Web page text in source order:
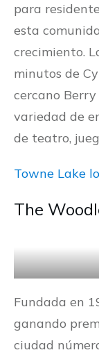
para
esta
crecimiento.
minutos de
cercano
variedad de
de teatro,
Towne Lake
The
Fundada en
ganando
ciudad